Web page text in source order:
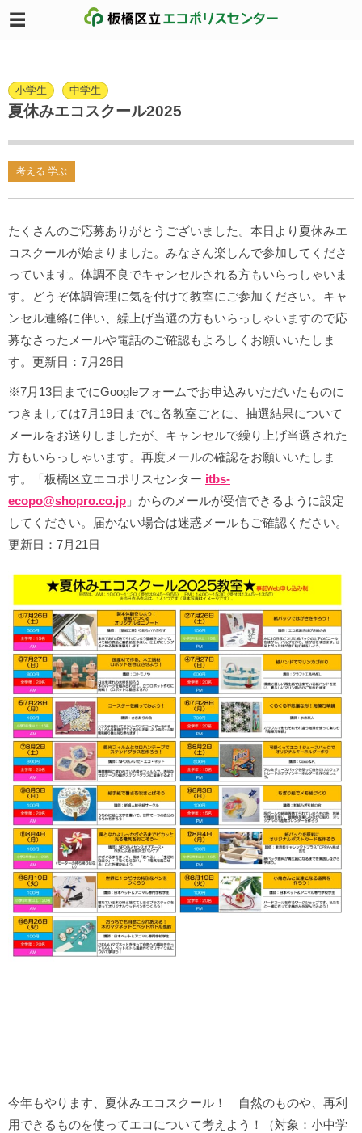
小学生 中学生
夏休みエコスクール2025
考える 学ぶ
たくさんのご応募ありがとうございました。本日より夏休みエ
コスクールが始まりました。みなさん楽しんで参加してくださ
っています。体調不良でキャンセルされる方もいらっしゃいま
す。どうぞ体調管理に気を付けて教室にご参加ください。キャ
ンセル連絡に伴い、繰上げ当選の方もいらっしゃいますので応
募なさったメールや電話のご確認もよろしくお願いいたしま
す。更新日：7月26日
※7月13日までにGoogleフォームでお申込みいただいたものに
つきましては7月19日までに各教室ごとに、抽選結果について
メールをお送りしましたが、キャンセルで繰り上げ当選された
方もいらっしゃいます。再度メールの確認をお願いいたしま
す。「板橋区立エコポリスセンター itbs-
ecopo@shopro.co.jp 」からのメールが受信できるように設定
してください。届かない場合は迷惑メールもご確認ください。
更新日：7月21日
今年もやります、夏休みエコスクール！ 自然のものや、再利
用できるものを使ってエコについて考えよう！（対象：小中学